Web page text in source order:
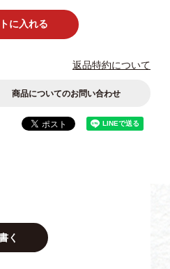
に入れる
返品特約について
商品についてのお問い合わせ
く